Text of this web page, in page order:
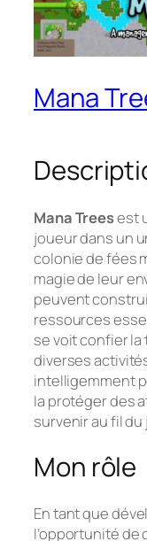
Mana
Mana Treesest
joueur dans un
colonie de fées
magie de leur
peuvent
ressources
se voit confier la
diverses
intelligemment
la protéger des
survenir au fil du
Mon rôle
En tant que
l’opportunité de